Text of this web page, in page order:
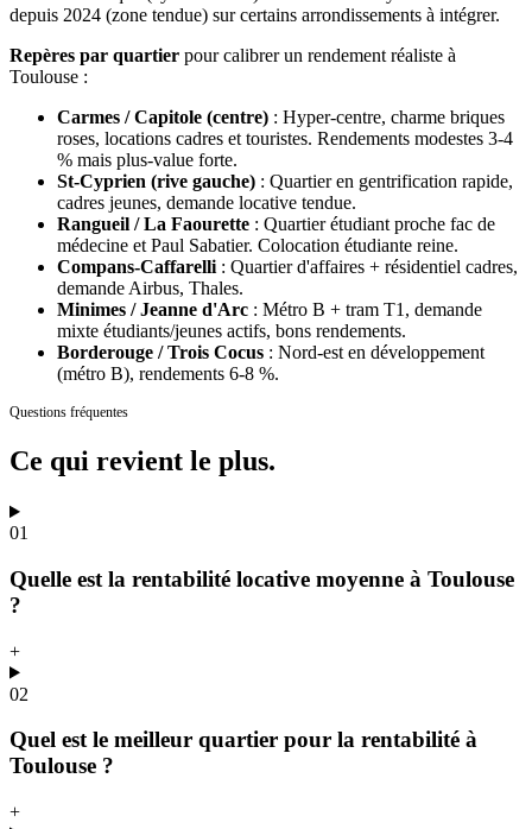
depuis 2024 (zone tendue) sur certains arrondissements à intégrer.
Repères par quartier pour calibrer un rendement réaliste à
Toulouse :
Carmes / Capitole (centre) : Hyper-centre, charme briques
roses, locations cadres et touristes. Rendements modestes 3-4
% mais plus-value forte.
St-Cyprien (rive gauche) : Quartier en gentrification rapide,
cadres jeunes, demande locative tendue.
Rangueil / La Faourette : Quartier étudiant proche fac de
médecine et Paul Sabatier. Colocation étudiante reine.
Compans-Caffarelli : Quartier d'affaires + résidentiel cadres,
demande Airbus, Thales.
Minimes / Jeanne d'Arc : Métro B + tram T1, demande
mixte étudiants/jeunes actifs, bons rendements.
Borderouge / Trois Cocus : Nord-est en développement
(métro B), rendements 6-8 %.
Questions fréquentes
Ce qui revient le plus.
01
Quelle est la rentabilité locative moyenne à Toulouse
?
+
02
Quel est le meilleur quartier pour la rentabilité à
Toulouse ?
+